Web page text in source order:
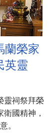
蘭榮家
英靈
靈祠祭拜榮
國精神，
。